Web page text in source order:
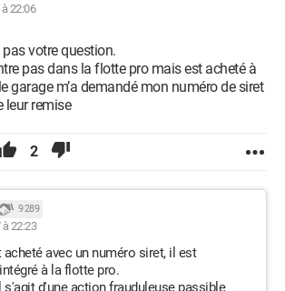
22:06
votre question.
pas dans la flotte pro mais est acheté à
garage m’a demandé mon numéro de siret
leur remise
2
9 289
22:23
avec un numéro siret, il est
à la flotte pro.
s'agit d'une action frauduleuse passible